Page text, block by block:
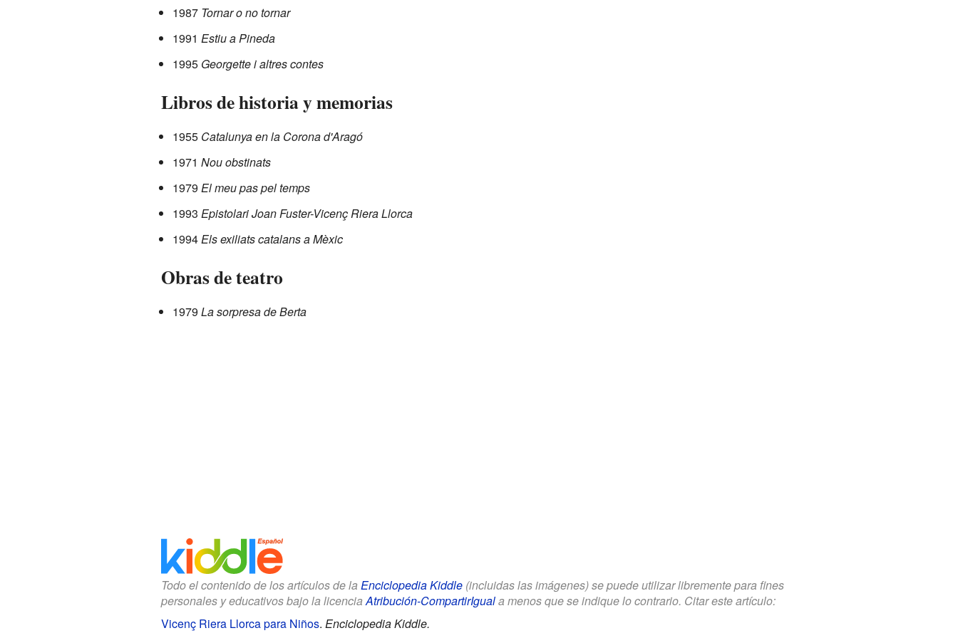
1987 Tornar o no tornar
1991 Estiu a Pineda
1995 Georgette i altres contes
Libros de historia y memorias
1955 Catalunya en la Corona d'Aragó
1971 Nou obstinats
1979 El meu pas pel temps
1993 Epistolari Joan Fuster-Vicenç Riera Llorca
1994Els exiliats catalans a Mèxic
Obras de teatro
1979 La sorpresa de Berta
Todo el contenido de los artículos de la Enciclopedia Kiddle(incluidas las imágenes) se puede utilizar libremente para fines
personales y educativos bajo la licenciaAtribución-CompartirIguala menos que se indique lo contrario. Citar este artículo:
Vicenç Riera Llorca para Niños. Enciclopedia Kiddle.